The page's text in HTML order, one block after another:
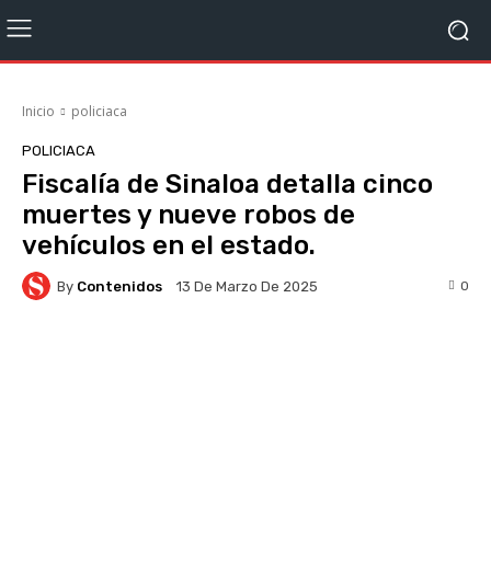
Inicio policiaca
POLICIACA
Fiscalía de Sinaloa detalla cinco
muertes y nueve robos de
vehículos en el estado.
By Contenidos 13 De Marzo De 2025 0